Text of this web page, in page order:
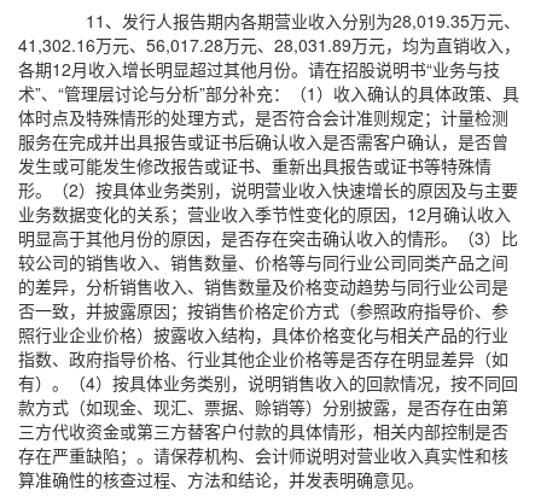
11、发行人报告期内各期营业收入分别为28,019.35万元、
41,302.16万元、56,017.28万元、28,031.89万元，均为直销收入，
各期12月收入增长明显超过其他月份。请在招股说明书“业务与技
术”、“管理层讨论与分析”部分补充：（1）收入确认的具体政策、具
体时点及特殊情形的处理方式，是否符合会计准则规定；计量检测
服务在完成并出具报告或证书后确认收入是否需客户确认，是否曾
发生或可能发生修改报告或证书、重新出具报告或证书等特殊情
形。（2）按具体业务类别，说明营业收入快速增长的原因及与主要
业务数据变化的关系；营业收入季节性变化的原因，12月确认收入
明显高于其他月份的原因，是否存在突击确认收入的情形。（3）比
较公司的销售收入、销售数量、价格等与同行业公司同类产品之间
的差异，分析销售收入、销售数量及价格变动趋势与同行业公司是
否一致，并披露原因；按销售价格定价方式（参照政府指导价、参
照行业企业价格）披露收入结构，具体价格变化与相关产品的行业
指数、政府指导价格、行业其他企业价格等是否存在明显差异（如
有）。（4）按具体业务类别，说明销售收入的回款情况，按不同回
款方式（如现金、现汇、票据、赊销等）分别披露，是否存在由第
三方代收资金或第三方替客户付款的具体情形，相关内部控制是否
存在严重缺陷；。请保荐机构、会计师说明对营业收入真实性和核
算准确性的核查过程、方法和结论，并发表明确意见。